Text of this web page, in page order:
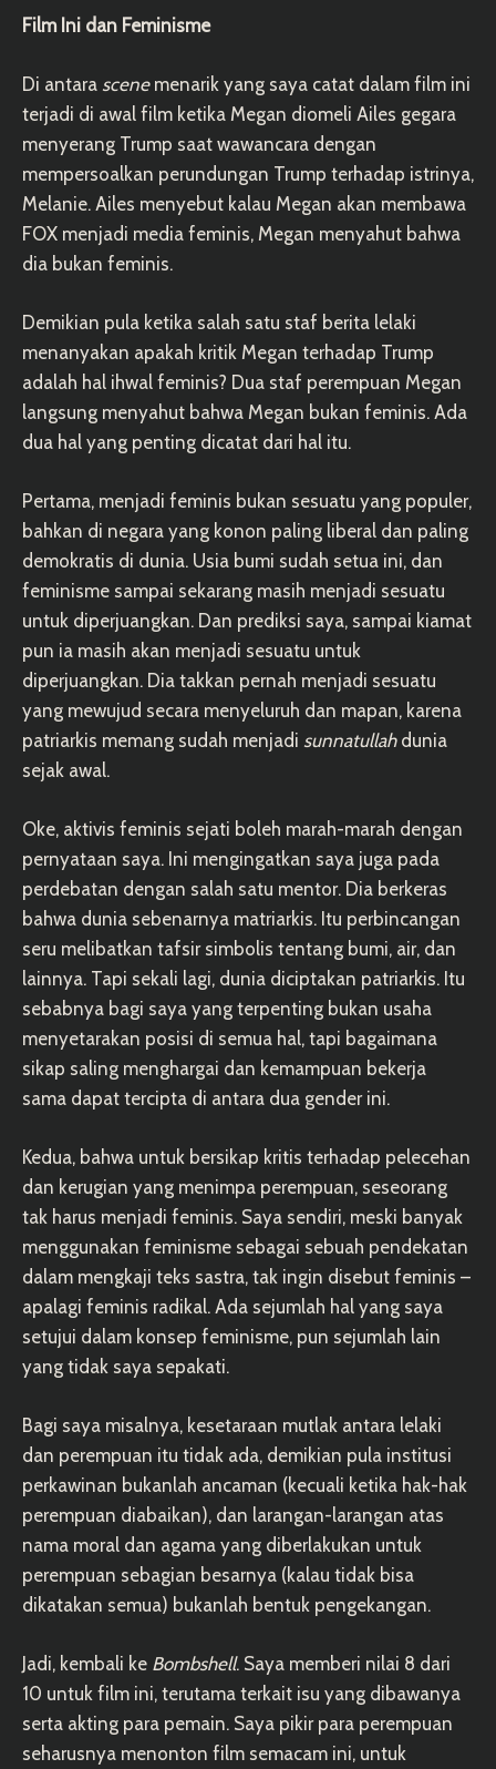
Film Ini dan Feminisme
Di antara scenemenarik yang saya catat dalam film ini
terjadi di awal film ketika Megan diomeli Ailes gegara
menyerang Trump saat wawancara dengan
mempersoalkan perundungan Trump terhadap istrinya,
Melanie. Ailes menyebut kalau Megan akan membawa
FOX menjadi media feminis, Megan menyahut bahwa
dia bukan feminis.
Demikian pula ketika salah satu staf berita lelaki
menanyakan apakah kritik Megan terhadap Trump
adalah hal ihwal feminis? Dua staf perempuan Megan
langsung menyahut bahwa Megan bukan feminis. Ada
dua hal yang penting dicatat dari hal itu.
Pertama, menjadi feminis bukan sesuatu yang populer,
bahkan di negara yang konon paling liberal dan paling
demokratis di dunia. Usia bumi sudah setua ini, dan
feminisme sampai sekarang masih menjadi sesuatu
untuk diperjuangkan. Dan prediksi saya, sampai kiamat
pun ia masih akan menjadi sesuatu untuk
diperjuangkan. Dia takkan pernah menjadi sesuatu
yang mewujud secara menyeluruh dan mapan, karena
patriarkis memang sudah menjadi sunnatullahdunia
sejak awal.
Oke, aktivis feminis sejati boleh marah-marah dengan
pernyataan saya. Ini mengingatkan saya juga pada
perdebatan dengan salah satu mentor. Dia berkeras
bahwa dunia sebenarnya matriarkis. Itu perbincangan
seru melibatkan tafsir simbolis tentang bumi, air, dan
lainnya. Tapi sekali lagi, dunia diciptakan patriarkis. Itu
sebabnya bagi saya yang terpenting bukan usaha
menyetarakan posisi di semua hal, tapi bagaimana
sikap saling menghargai dan kemampuan bekerja
sama dapat tercipta di antara dua gender ini.
Kedua, bahwa untuk bersikap kritis terhadap pelecehan
dan kerugian yang menimpa perempuan, seseorang
tak harus menjadi feminis. Saya sendiri, meski banyak
menggunakan feminisme sebagai sebuah pendekatan
dalam mengkaji teks sastra, tak ingin disebut feminis –
apalagi feminis radikal. Ada sejumlah hal yang saya
setujui dalam konsep feminisme, pun sejumlah lain
yang tidak saya sepakati.
Bagi saya misalnya, kesetaraan mutlak antara lelaki
dan perempuan itu tidak ada, demikian pula institusi
perkawinan bukanlah ancaman (kecuali ketika hak-hak
perempuan diabaikan), dan larangan-larangan atas
nama moral dan agama yang diberlakukan untuk
perempuan sebagian besarnya (kalau tidak bisa
dikatakan semua) bukanlah bentuk pengekangan.
Jadi, kembali ke Bombshell. Saya memberi nilai 8 dari
10 untuk film ini, terutama terkait isu yang dibawanya
serta akting para pemain. Saya pikir para perempuan
seharusnya menonton film semacam ini, untuk